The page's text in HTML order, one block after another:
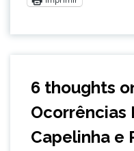
6 thoughts
Ocorrências
Capelinha e